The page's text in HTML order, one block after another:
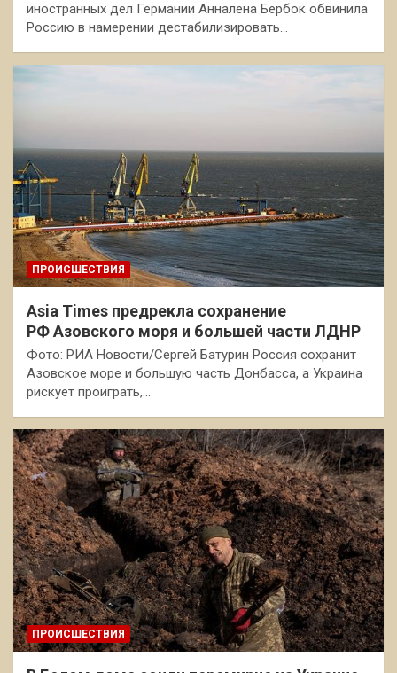
иностранных дел Германии Анналена Бербок обвинила
Россию в намерении дестабилизировать…
ПРОИСШЕСТВИЯ
Asia Times предрекла сохранение
РФ Азовского моря и большей части ЛДНР
Фото: РИА Новости/Сергей Батурин Россия сохранит
Азовское море и большую часть Донбасса, а Украина
рискует проиграть,…
ПРОИСШЕСТВИЯ